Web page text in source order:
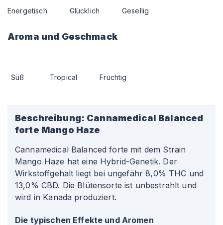
Energetisch Glücklich Gesellig
Aroma und Geschmack
Süß Tropical Fruchtig
Beschreibung: Cannamedical Balanced
forte Mango Haze
Cannamedical Balanced forte mit dem Strain
Mango Haze hat eine Hybrid-Genetik. Der
Wirkstoffgehalt liegt bei ungefähr 8,0% THC und
13,0% CBD. Die Blütensorte ist unbestrahlt und
wird in Kanada produziert.
Die typischen Effekte und Aromen